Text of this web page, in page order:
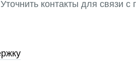
контакты для связи